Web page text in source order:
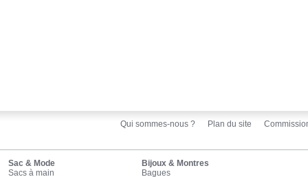
Qui sommes-nous ? Plan du site
Sac & Mode
Sacs à main
Bijoux & Montres
Bagues